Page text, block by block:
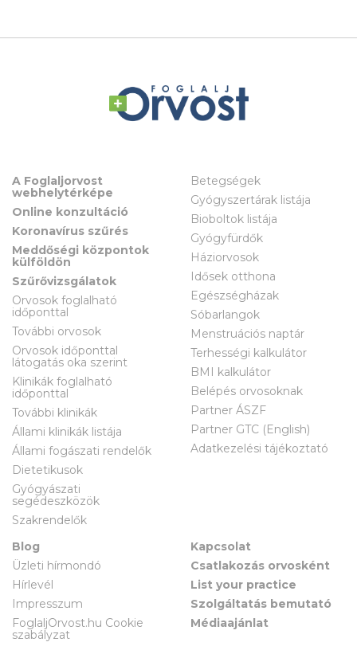
A Foglaljorvost
webhelytérképe
Online konzultáció
Koronavírus szűrés
Meddőségi központok
külföldön
Szűrővizsgálatok
Orvosok foglalható
időponttal
További orvosok
Orvosok időponttal
látogatás oka szerint
Klinikák foglalható
időponttal
További klinikák
Állami klinikák listája
Állami fogászati rendelők
Dietetikusok
Gyógyászati
segédeszközök
Szakrendelők
Betegségek
Gyógyszertárak listája
Bioboltok listája
Gyógyfürdők
Háziorvosok
Idősek otthona
Egészségházak
Sóbarlangok
Menstruációs naptár
Terhességi kalkulátor
BMI kalkulátor
Belépés orvosoknak
Partner ÁSZF
Partner GTC (English)
Adatkezelési tájékoztató
Blog
Üzleti hírmondó
Hírlevél
Impresszum
FoglaljOrvost.hu Cookie
szabályzat
Kapcsolat
Csatlakozás orvosként
List your practice
Szolgáltatás bemutató
Médiaajánlat